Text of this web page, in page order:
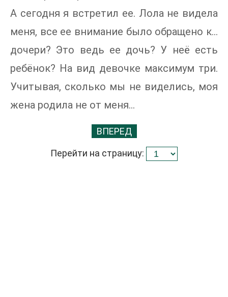
А сегодня я встретил ее. Лола не видела
меня, все ее внимание было обращено к…
дочери? Это ведь ее дочь? У неё есть
ребёнок? На вид девочке максимум три.
Учитывая, сколько мы не виделись, моя
жена родила не от меня…
ВПЕРЕД
Перейти на страницу: